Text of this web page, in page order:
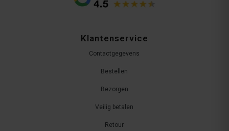
Klantenservice
Contactgegevens
Bestellen
Bezorgen
Veilig betalen
Retour